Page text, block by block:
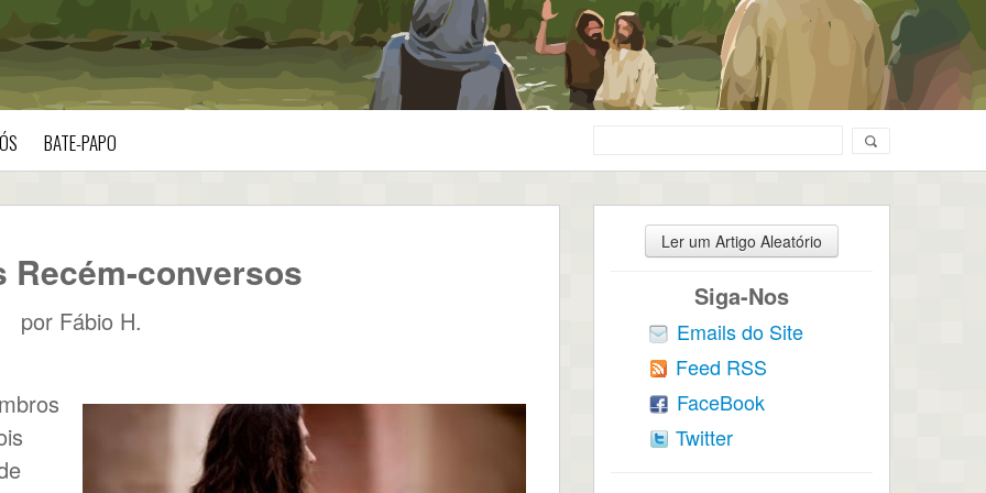
BATE-PAPO
Recém-conversos
por Fábio H.
Ler um Artigo Aleatório
Siga-Nos
Emails do Site
Feed RSS
FaceBook
Twitter